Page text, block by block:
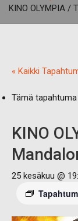
KINO OLYMPIA /
« Kaikki
Tämä
KINO
25 kesäkuu @